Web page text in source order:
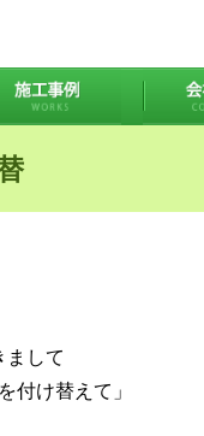
して
付け替えて」